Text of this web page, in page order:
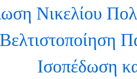
Νικελίου
Ισοπέδωση